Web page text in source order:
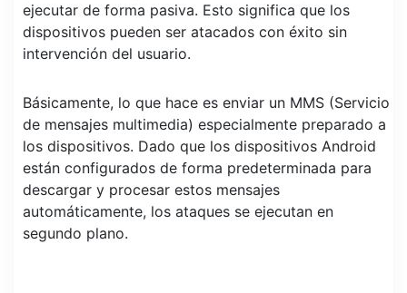
ejecutar de forma pasiva. Esto significa que los
dispositivos pueden ser atacados con éxito sin
intervención del usuario.
Básicamente, lo que hace es enviar un MMS (Servicio
de mensajes multimedia) especialmente preparado a
los dispositivos. Dado que los dispositivos Android
están configurados de forma predeterminada para
descargar y procesar estos mensajes
automáticamente, los ataques se ejecutan en
segundo plano.